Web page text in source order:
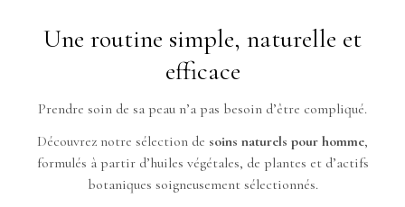
Une routine simple, naturelle et
efficace
Prendre soin de sa peau n’a pas besoin d’être compliqué.
Découvrez notre sélection de soins naturels pour homme,
formulés à partir d’huiles végétales, de plantes et d’actifs
botaniques soigneusement sélectionnés.